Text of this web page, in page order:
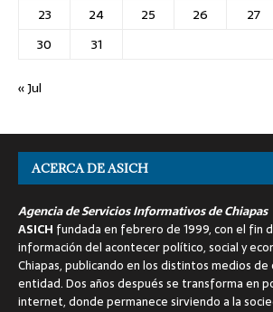
23
24 25 26 27
30
31
« Jul
ACERCA DE ASICH
Agencia de Servicios Informativos de Chiapas
ASICH fundada en febrero de 1999, con el fin
información del acontecer político, social y
Chiapas, publicando en los distintos medios de
entidad. Dos años después se transforma en
internet, donde permanece sirviendo a la